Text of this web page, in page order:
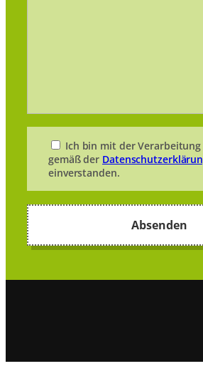
Ich bin mit der
gemäß der
einverstanden.